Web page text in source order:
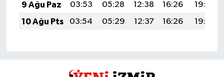
9 Ağu Paz
03:53 05:28 12:38 16:26
19:37
10 Ağu Pts
03:54 05:29 12:37 16:26 19:36